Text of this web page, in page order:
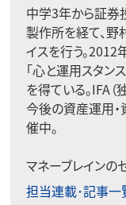
中学3年から証券
製作所を経て、
イスを行う。
「心と運用スタン
を得ている。IFA（
今後の資産運用
催中。
マネーブレインの
担当連載･記事一